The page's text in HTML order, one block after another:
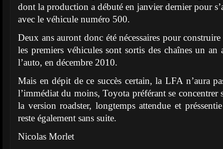
dont la production a débuté en janvier dernier pour
avec le véhicule numéro 500.
Deux ans auront donc été nécessaires pour
les premiers véhicules sont sortis des chaînes un an
l’auto, en décembre 2010.
Mais en dépit de ce succès certain, la LFA n’aura
l’immédiat du moins, Toyota préférant se concentrer
la version roadster, longtemps attendue et
reste également sans suite.
Nicolas Morlet